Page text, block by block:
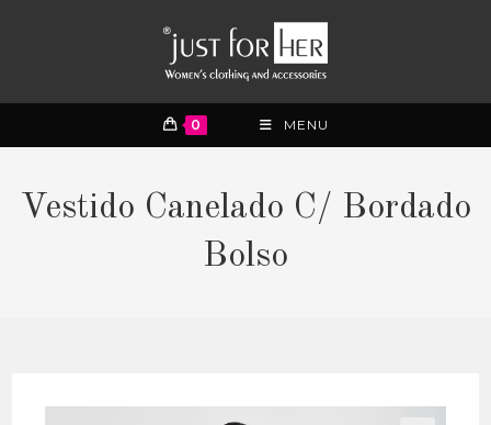
0 MENU
Vestido Canelado C/ Bordado
Bolso